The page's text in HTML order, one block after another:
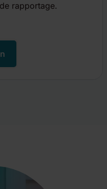
cookies
en advertenties te
rapportage.